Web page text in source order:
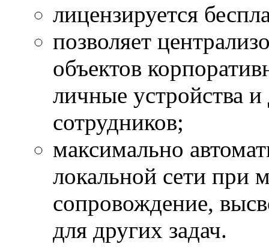
лицензируется
позволяет
объектов
личные устройства
сотрудников;
максимально
локальной сети при
сопровождение,
для других задач.